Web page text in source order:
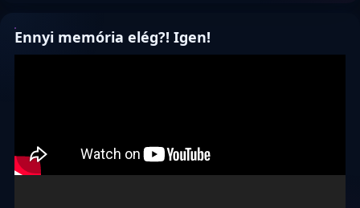
Ennyi memória elég?! Igen!